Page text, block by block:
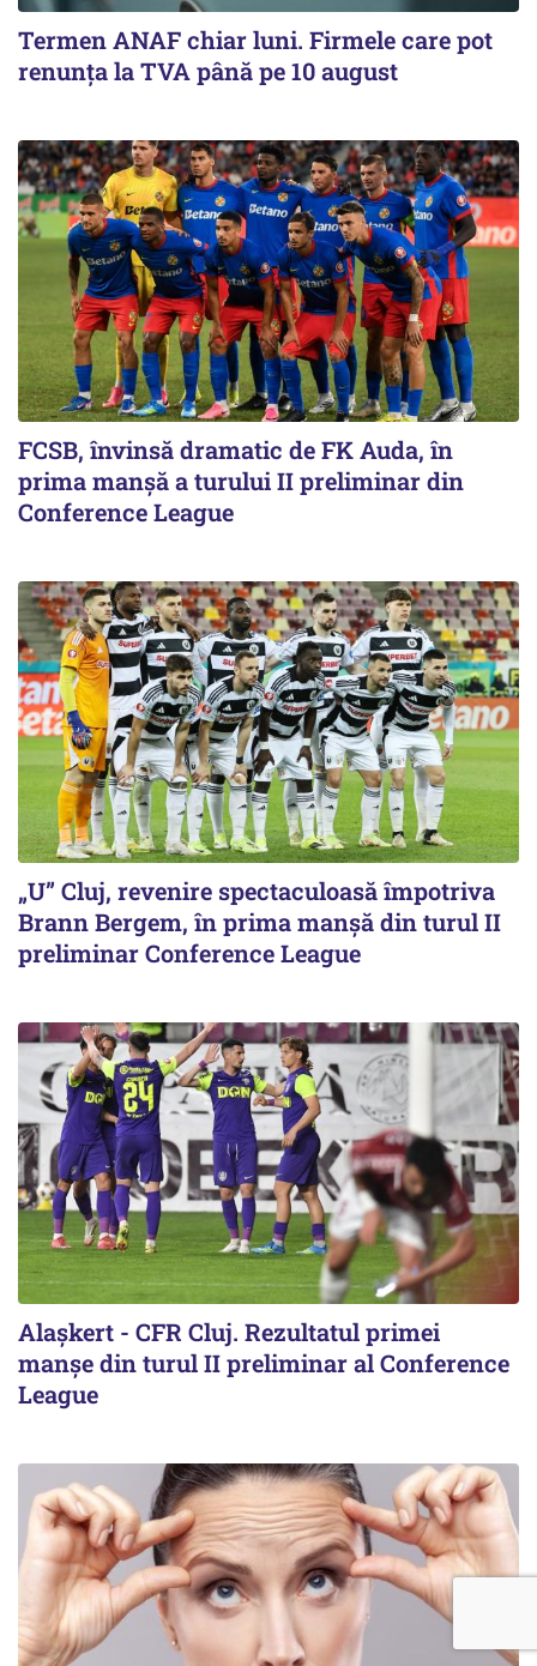
Termen ANAF chiar luni. Firmele care pot
renunța la TVA până pe 10 august
FCSB, învinsă dramatic de FK Auda, în
prima manșă a turului II preliminar din
Conference League
„U” Cluj, revenire spectaculoasă împotriva
Brann Bergem, în prima manșă din turul II
preliminar Conference League
Alaşkert - CFR Cluj. Rezultatul primei
manșe din turul II preliminar al Conference
League